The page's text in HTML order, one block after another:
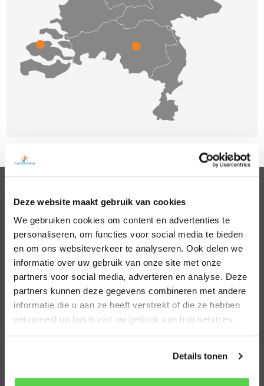
Deze website maakt gebruik van cookies
We gebruiken cookies om content en advertenties te
personaliseren, om functies voor social media te bieden
en om ons websiteverkeer te analyseren. Ook delen we
informatie over uw gebruik van onze site met onze
partners voor social media, adverteren en analyse. Deze
partners kunnen deze gegevens combineren met andere
informatie die u aan ze heeft verstrekt of die ze hebben
verzameld op basis van uw gebruik van hun services.
Details tonen
PSYCHOLOGEN
Noord Holland
Zuid Holland
Noord Brabant
Gelderland
Utrecht
Overijssel
Zeeland
Amsterdam
Almere
Hillegom
Den Bosch
Eindhoven
Den Haag
Leiden
Middelburg
Nijmegen
Roosendaal
Rotterdam